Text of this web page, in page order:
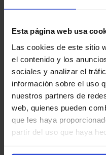
Esta página web usa
Las cookies de este sitio
el contenido y los
sociales y analizar el
información sobre el uso
nuestros partners de
web, quienes pueden
que les haya
partir del uso que haya
También te